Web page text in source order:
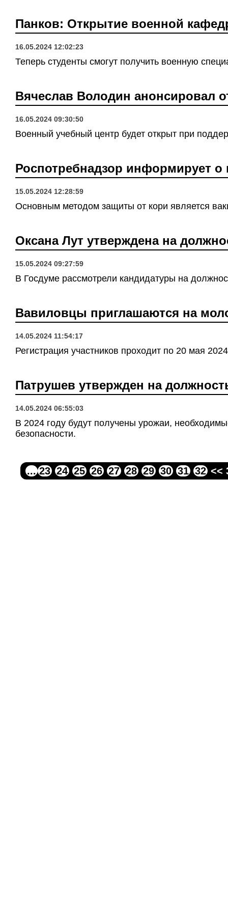
Панков: Открытие военной
16.05.2024 12:02:23
Теперь студенты смогут получить военную
Вячеслав Володин анонсировал
16.05.2024 09:30:50
Военный учебный центр будет открыт при
Роспотребнадзор информирует о
15.05.2024 12:28:59
Основным методом защиты от кори является
Оксана Лут утверждена на
15.05.2024 09:27:59
В Госдуме рассмотрели кандидатуры на
Вавиловцы приглашаются на
14.05.2024 11:54:17
Регистрация участников проходит по 20 мая
Патрушев утвержден на
14.05.2024 06:55:03
В 2024 году будут получены урожаи,
безопасности.
... 23 24 25 26 27 28 29 30 31 32 <<